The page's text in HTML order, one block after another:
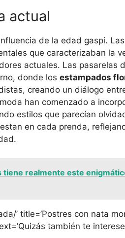
actual
de la edad gaspi.
que caracterizaban la
actuales. Las pasarelas
donde los estampados
creando un diálogo
han comenzado a
estilos que parecían
en cada prenda,
tiene realmente este
’ title=’Postres con nata
también te